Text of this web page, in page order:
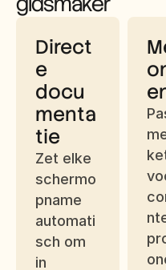
Direct
e
docu
menta
tie
Zet elke
schermo
pname
automati
sch om
in